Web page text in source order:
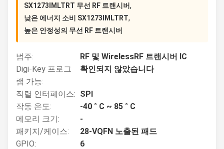
SX1273IMLTRT 무선 RF 트랜시버,
낮은 에너지 소비 SX1273IMLTRT,
높은 안정성의 무선 RF 트랜시버
범주:
RF 및 WirelessRF 트랜시버 IC
Digi-Key 프로그
램 가능:
확인되지 않았습니다
직렬 인터페이스: SPI
작동 온도:
-40 ° C ~ 85 ° C
메모리 크기:
-
패키지/케이스:
28-VQFN 노출된 패드
GPIO:
6